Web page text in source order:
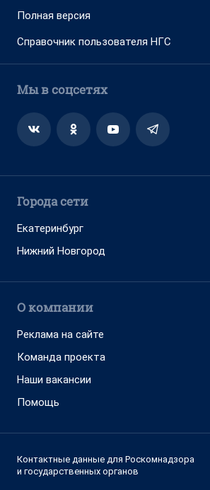
Полная версия
Справочник пользователя НГС
Мы в соцсетях
Города сети
Екатеринбург
Нижний Новгород
О компании
Реклама на сайте
Команда проекта
Наши вакансии
Помощь
Контактные данные для Роскомнадзора
и государственных органов